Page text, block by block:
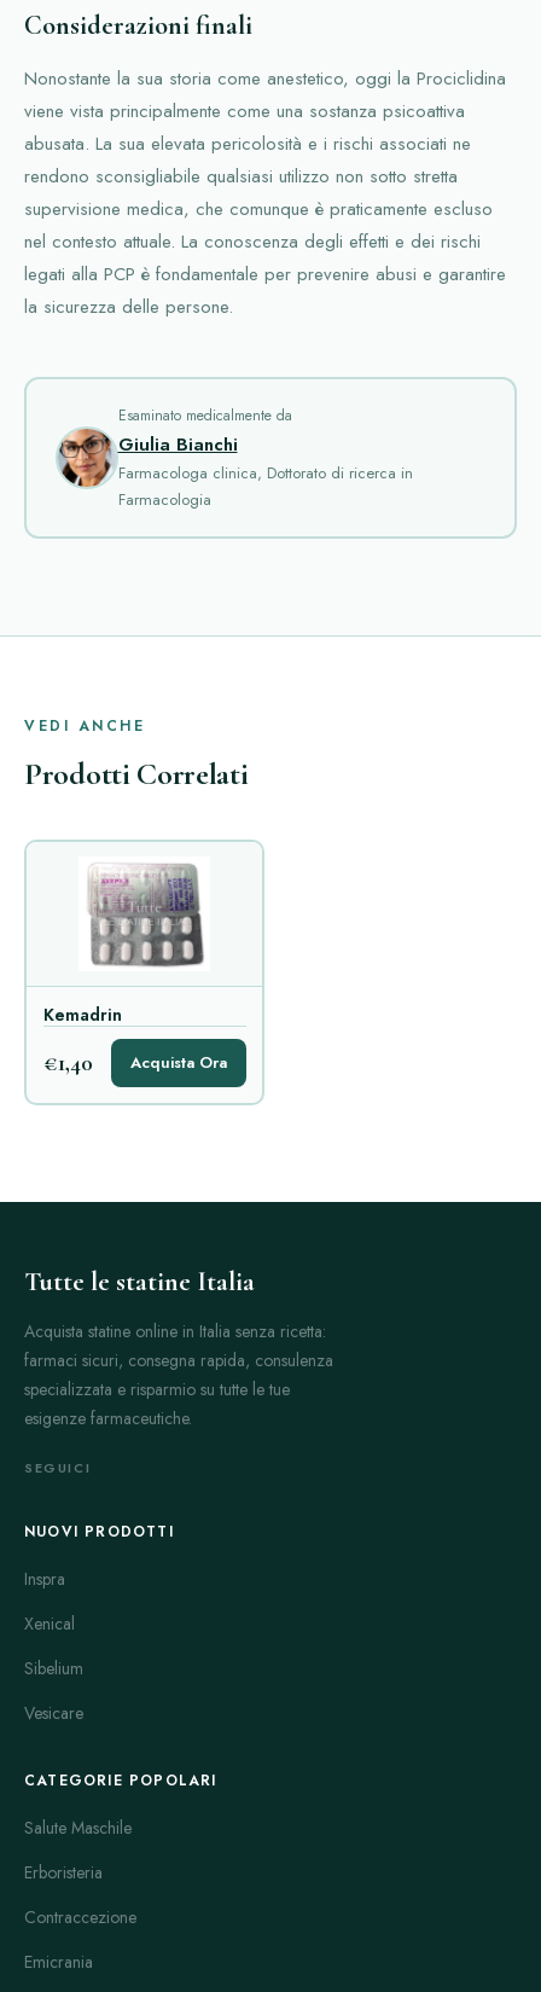
Considerazioni finali
Nonostante la sua storia come anestetico, oggi la Prociclidina
viene vista principalmente come una sostanza psicoattiva
abusata. La sua elevata pericolosità e i rischi associati ne
rendono sconsigliabile qualsiasi utilizzo non sotto stretta
supervisione medica, che comunque è praticamente escluso
nel contesto attuale. La conoscenza degli effetti e dei rischi
legati alla PCP è fondamentale per prevenire abusi e garantire
la sicurezza delle persone.
Esaminato medicalmente da
Giulia Bianchi
Farmacologa clinica, Dottorato di ricerca in
Farmacologia
VEDI ANCHE
Prodotti Correlati
Kemadrin
€1,40 Acquista Ora
Tutte le statine Italia
Acquista statine online in Italia senza ricetta:
farmaci sicuri, consegna rapida, consulenza
specializzata e risparmio su tutte le tue
esigenze farmaceutiche.
SEGUICI
NUOVI PRODOTTI
Inspra
Xenical
Sibelium
Vesicare
CATEGORIE POPOLARI
Salute Maschile
Erboristeria
Contraccezione
Emicrania